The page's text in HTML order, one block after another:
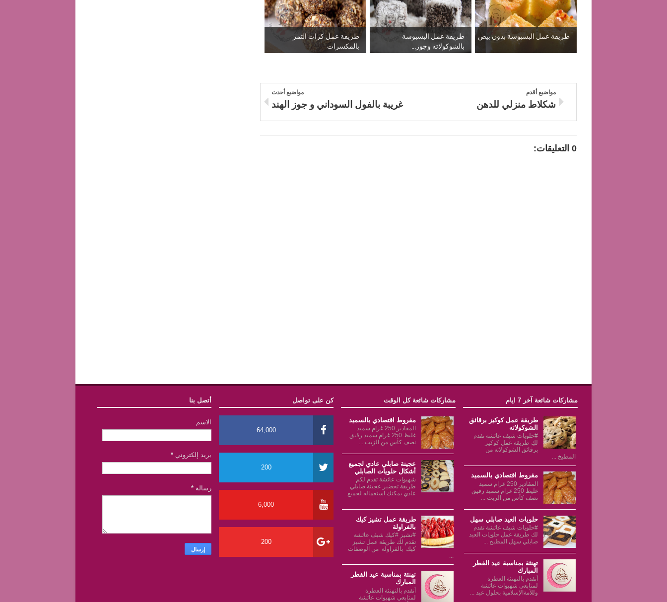
طريقة عمل البسبوسة بدون بيض
طريقة عمل البسبوسة
بالشوكولاته وجوز...
طريقة عمل كرات التمر
بالمكسرات
مواضيع أحدث
غريبة بالفول السوداني و جوز الهند
مواضيع أقدم
شكلاط منزلي للدهن
0 التعليقات:
مشاركات شائعة آخر 7 ايام
طريقة عمل كوكيز برقائق
الشوكولاته
#حلويات شيف عائشة نقدم
لكِ طريقة عمل كوكيز
برقائق الشوكولاته من
المطبخ ...
مقروط اقتصادي بالسميد
المقادير 250 غرام سميد
غليظ 250 غرام سميد رقيق
نصف كأس من الزيت ...
حلويات العيد صابلي سهل
#حلويات شيف عائشة تقدم
لك طريقة عمل حلويات العيد
صابلي سهل المطبخ ...
تهنئة بمناسبة عيد الفطر
المبارك
أتقدم بالتهنئة العطرة
لمتابعي شهيوات عائشة
وللأمةالإسلامية بحلول عيد ...
مشاركات شائعة كل الوقت
مقروط اقتصادي بالسميد
المقادير 250 غرام سميد
غليظ 250 غرام سميد رقيق
نصف كأس من الزيت ...
عجينة صابلي عادي لجميع
أشكال حلويات الصابلي
شهيوات عائشة تقدم لكم
طريقة تحضير عجينة صابلي
عادي يمكنك استعماله لجميع
...
طريقة عمل تشيز كيك
بالفراولة
#تشيز #كيك شيف عائشة
تقدم لك طريقة عمل تشيز
كيك بالفراولة من الوصفات
...
تهنئة بمناسبة عيد الفطر
المبارك
أتقدم بالتهنئة العطرة
لمتابعي شهيوات عائشة
كن على تواصل
64,000
200
6,000
200
أتصل بنا
الاسم
بريد إلكتروني *
رسالة *